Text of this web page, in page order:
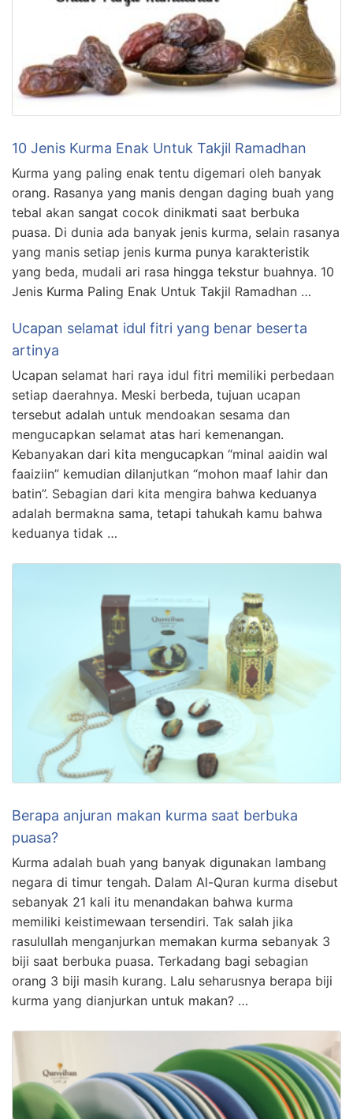
10 Jenis Kurma Enak Untuk Takjil Ramadhan
Kurma yang paling enak tentu digemari oleh banyak
orang. Rasanya yang manis dengan daging buah yang
tebal akan sangat cocok dinikmati saat berbuka
puasa. Di dunia ada banyak jenis kurma, selain rasanya
yang manis setiap jenis kurma punya karakteristik
yang beda, mudali ari rasa hingga tekstur buahnya. 10
Jenis Kurma Paling Enak Untuk Takjil Ramadhan …
Ucapan selamat idul fitri yang benar beserta
artinya
Ucapan selamat hari raya idul fitri memiliki perbedaan
setiap daerahnya. Meski berbeda, tujuan ucapan
tersebut adalah untuk mendoakan sesama dan
mengucapkan selamat atas hari kemenangan.
Kebanyakan dari kita mengucapkan “minal aaidin wal
faaiziin” kemudian dilanjutkan “mohon maaf lahir dan
batin”. Sebagian dari kita mengira bahwa keduanya
adalah bermakna sama, tetapi tahukah kamu bahwa
keduanya tidak …
Berapa anjuran makan kurma saat berbuka
puasa?
Kurma adalah buah yang banyak digunakan lambang
negara di timur tengah. Dalam Al-Quran kurma disebut
sebanyak 21 kali itu menandakan bahwa kurma
memiliki keistimewaan tersendiri. Tak salah jika
rasulullah menganjurkan memakan kurma sebanyak 3
biji saat berbuka puasa. Terkadang bagi sebagian
orang 3 biji masih kurang. Lalu seharusnya berapa biji
kurma yang dianjurkan untuk makan? …